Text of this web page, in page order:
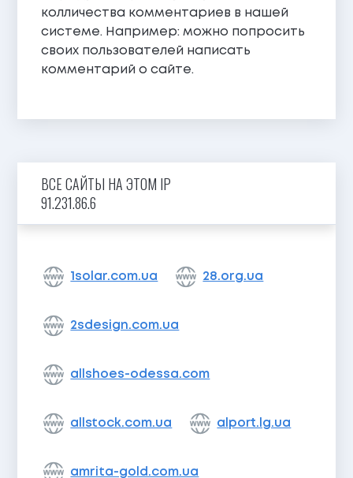
колличества комментариев в нашей
системе. Например: можно попросить
своих пользователей написать
комментарий о сайте.
ВСЕ САЙТЫ НА ЭТОМ IP
91.231.86.6
1solar.com.ua 28.org.ua
2sdesign.com.ua
allshoes-odessa.com
allstock.com.ua alport.lg.ua
amrita-gold.com.ua